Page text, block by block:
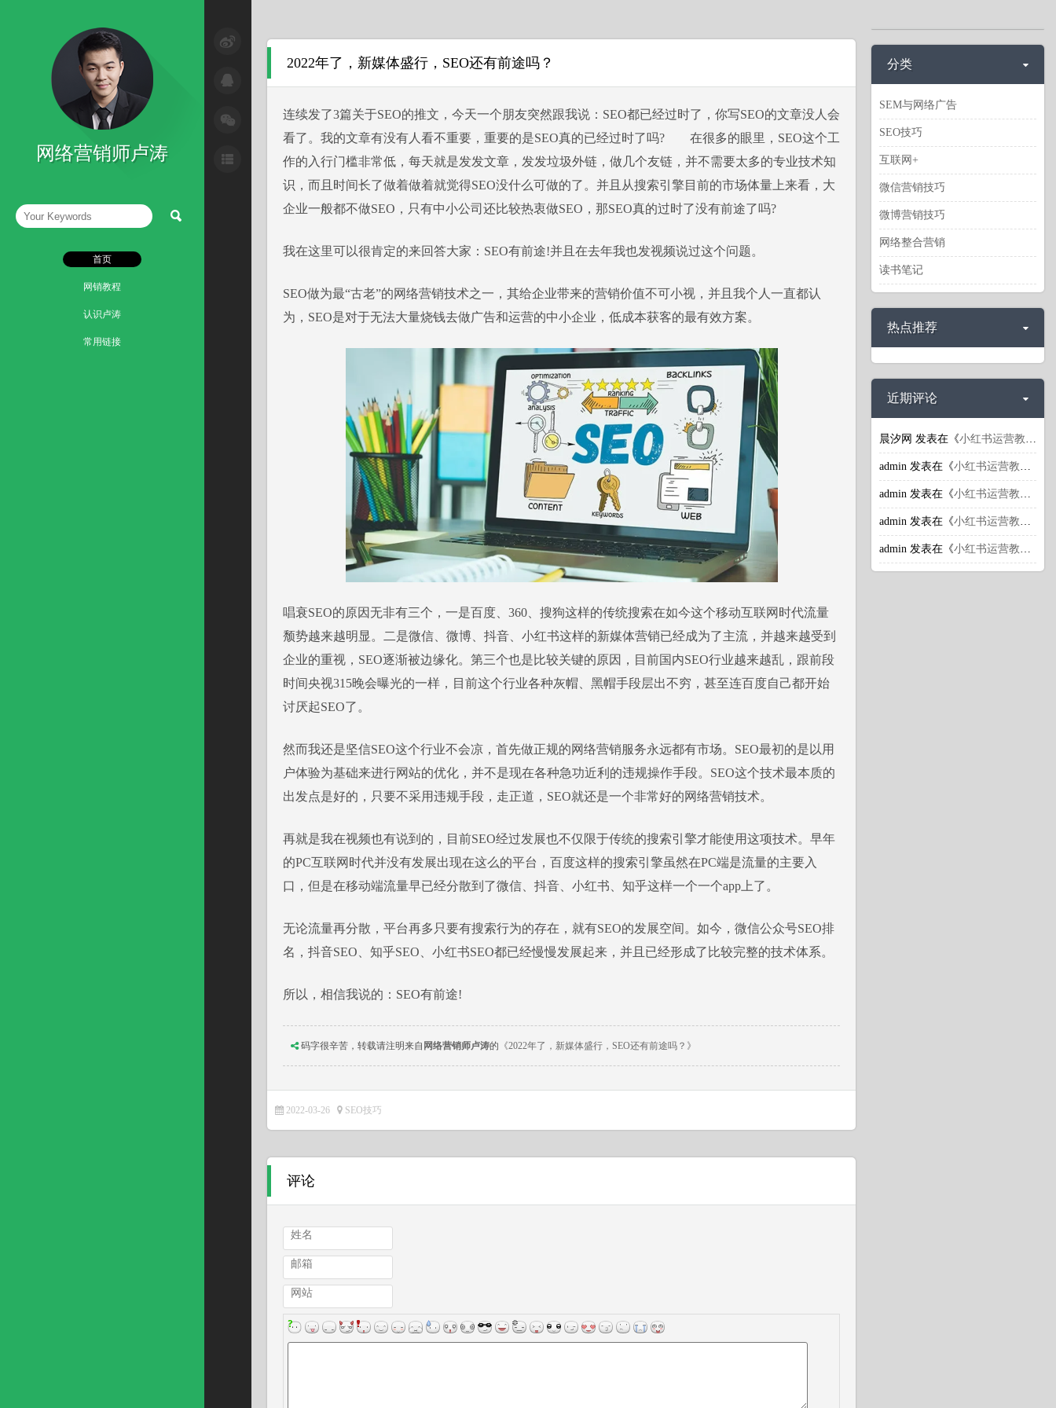
SEM与网络广告
SEO技巧
互联网+
微信营销技巧
网络整合营销
网络营销师卢涛
首页
网销教程
认识卢涛
常用链接
2022年了，新媒体盛行，SEO还有前途吗？
连续发了3篇关于SEO的推文，今天一个朋友突然跟我说：SEO都已经过时了，你写SEO的文章没人会
看了。我的文章有没有人看不重要，重要的是SEO真的已经过时了吗? 在很多的眼里，SEO这个工
作的入行门槛非常低，每天就是发发文章，发发垃圾外链，做几个友链，并不需要太多的专业技术知
识，而且时间长了做着做着就觉得SEO没什么可做的了。并且从搜索引擎目前的市场体量上来看，大
企业一般都不做SEO，只有中小公司还比较热衷做SEO，那SEO真的过时了没有前途了吗?
我在这里可以很肯定的来回答大家：SEO有前途!并且在去年我也发视频说过这个问题。
SEO做为最“古老”的网络营销技术之一，其给企业带来的营销价值不可小视，并且我个人一直都认
为，SEO是对于无法大量烧钱去做广告和运营的中小企业，低成本获客的最有效方案。
唱衰SEO的原因无非有三个，一是百度、360、搜狗这样的传统搜索在如今这个移动互联网时代流量
颓势越来越明显。二是微信、微博、抖音、小红书这样的新媒体营销已经成为了主流，并越来越受到
企业的重视，SEO逐渐被边缘化。第三个也是比较关键的原因，目前国内SEO行业越来越乱，跟前段
时间央视315晚会曝光的一样，目前这个行业各种灰帽、黑帽手段层出不穷，甚至连百度自己都开始
讨厌起SEO了。
然而我还是坚信SEO这个行业不会凉，首先做正规的网络营销服务永远都有市场。SEO最初的是以用
户体验为基础来进行网站的优化，并不是现在各种急功近利的违规操作手段。SEO这个技术最本质的
出发点是好的，只要不采用违规手段，走正道，SEO就还是一个非常好的网络营销技术。
再就是我在视频也有说到的，目前SEO经过发展也不仅限于传统的搜索引擎才能使用这项技术。早年
的PC互联网时代并没有发展出现在这么的平台，百度这样的搜索引擎虽然在PC端是流量的主要入
口，但是在移动端流量早已经分散到了微信、抖音、小红书、知乎这样一个一个app上了。
无论流量再分散，平台再多只要有搜索行为的存在，就有SEO的发展空间。如今，微信公众号SEO排
名，抖音SEO、知乎SEO、小红书SEO都已经慢慢发展起来，并且已经形成了比较完整的技术体系。
所以，相信我说的：SEO有前途!
码字很辛苦，转载请注明来自 网络营销师卢涛的 《2022年了，新媒体盛行，SEO还有前途吗？》
2022-03-26 SEO技巧
评论
姓名
邮箱
网站
分类
SEM与网络广告
SEO技巧
互联网+
微信营销技巧
微博营销技巧
网络整合营销
读书笔记
热点推荐
近期评论
晨汐网 发表在《小红书运营教程：小红书引流推广潜规则揭秘
admin 发表在《小红书运营教程：小红书引流推广潜规则揭秘
admin 发表在《小红书运营教程：小红书引流推广潜规则揭秘
admin 发表在《小红书运营教程：小红书的商业价值体现在哪里？
admin 发表在《小红书运营教程：小红书上怎么获取更多流量？